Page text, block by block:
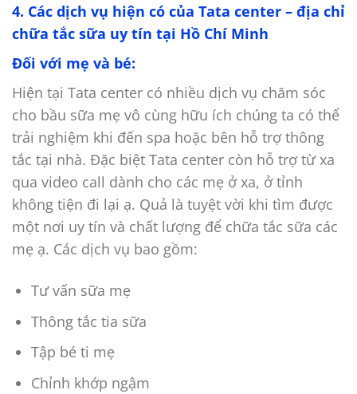
4. Các dịch vụ hiện có của Tata center – địa chỉ
chữa tắc sữa uy tín tại Hồ Chí Minh
Đối với mẹ và bé:
Hiện tại Tata center có nhiều dịch vụ chăm sóc
cho bầu sữa mẹ vô cùng hữu ích chúng ta có thể
trải nghiệm khi đến spa hoặc bên hỗ trợ thông
tắc tại nhà. Đặc biệt Tata center còn hỗ trợ từ xa
qua video call dành cho các mẹ ở xa, ở tỉnh
không tiện đi lại ạ. Quả là tuyệt vời khi tìm được
một nơi uy tín và chất lượng để chữa tắc sữa các
mẹ ạ. Các dịch vụ bao gồm:
Tư vấn sữa mẹ
Thông tắc tia sữa
Tập bé ti mẹ
Chỉnh khớp ngậm